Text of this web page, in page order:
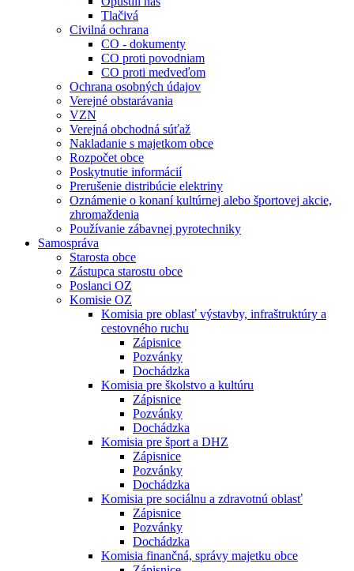
Tlačivá
Civilná ochrana
CO - dokumenty
CO proti povodniam
CO proti medveďom
Ochrana osobných údajov
Verejné obstarávania
VZN
Verejná obchodná súťaž
Nakladanie s majetkom obce
Rozpočet obce
Poskytnutie informácií
Prerušenie distribúcie elektriny
Oznámenie o konaní kultúrnej alebo športovej akcie,
zhromaždenia
Používanie zábavnej pyrotechniky
Samospráva
Starosta obce
Zástupca starostu obce
Poslanci OZ
Komisie OZ
Komisia pre oblasť výstavby, infraštruktúry a
cestovného ruchu
Zápisnice
Pozvánky
Dochádzka
Komisia pre školstvo a kultúru
Zápisnice
Pozvánky
Dochádzka
Komisia pre šport a DHZ
Zápisnice
Pozvánky
Dochádzka
Komisia pre sociálnu a zdravotnú oblasť
Zápisnice
Pozvánky
Dochádzka
Komisia finančná, správy majetku obce